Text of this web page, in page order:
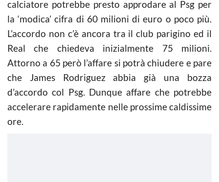
calciatore potrebbe presto approdare al Psg per
la ‘modica’ cifra di 60 milioni di euro o poco più.
L’accordo non c’è ancora tra il club parigino ed il
Real che chiedeva inizialmente 75 milioni.
Attorno a 65 però l’affare si potrà chiudere e pare
che James Rodriguez abbia già una bozza
d’accordo col Psg. Dunque affare che potrebbe
accelerare rapidamente nelle prossime caldissime
ore.